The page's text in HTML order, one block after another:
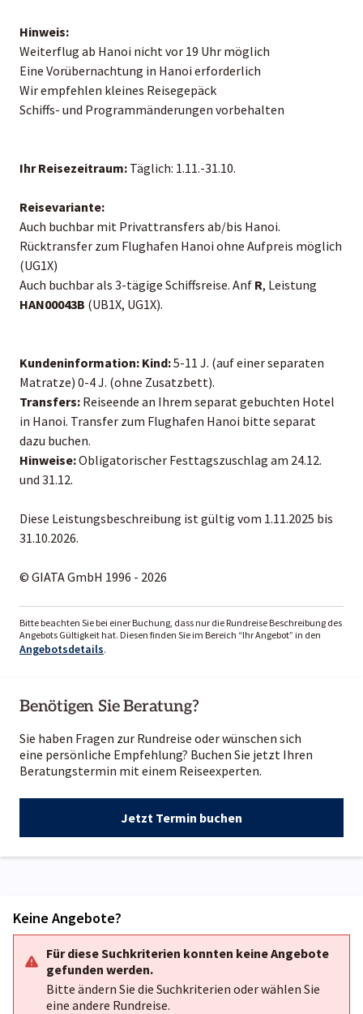
Hinweis:
Weiterflug ab Hanoi nicht vor 19 Uhr möglich
Eine Vorübernachtung in Hanoi erforderlich
Wir empfehlen kleines Reisegepäck
Schiffs- und Programmänderungen vorbehalten
Ihr Reisezeitraum: Täglich: 1.11.-31.10.
Reisevariante:
Auch buchbar mit Privattransfers ab/bis Hanoi.
Rücktransfer zum Flughafen Hanoi ohne Aufpreis möglich
(UG1X)
Auch buchbar als 3-tägige Schiffsreise. Anf R, Leistung
HAN00043B (UB1X, UG1X).
Kundeninformation: Kind:5-11 J. (auf einer separaten
Matratze) 0-4 J. (ohne Zusatzbett).
Transfers: Reiseende an Ihrem separat gebuchten Hotel
in Hanoi. Transfer zum Flughafen Hanoi bitte separat
dazu buchen.
Hinweise:Obligatorischer Festtagszuschlag am 24.12.
und 31.12.
Diese Leistungsbeschreibung ist gültig vom 1.11.2025 bis
31.10.2026.
© GIATA GmbH 1996 - 2026
Bitte beachten Sie bei einer Buchung, dass nur die Rundreise Beschreibung des
Angebots Gültigkeit hat. Diesen finden Sie im Bereich “Ihr Angebot” in den
Angebotsdetails.
Benötigen Sie Beratung?
Sie haben Fragen zur Rundreise oder wünschen sich
eine persönliche Empfehlung? Buchen Sie jetzt Ihren
Beratungstermin mit einem Reiseexperten.
Jetzt Termin buchen
Keine Angebote?
Für diese Suchkriterien konnten keine Angebote
gefunden werden.
Bitte ändern Sie die Suchkriterien oder wählen Sie
eine andere Rundreise.